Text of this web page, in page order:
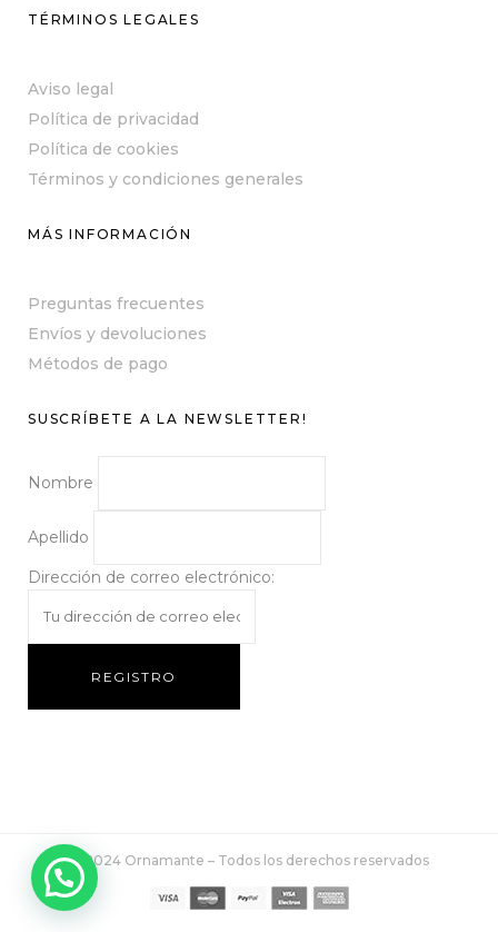
TÉRMINOS LEGALES
Aviso legal
Política de privacidad
Política de cookies
Términos y condiciones generales
MÁS INFORMACIÓN
Preguntas frecuentes
Envíos y devoluciones
Métodos de pago
SUSCRÍBETE A LA NEWSLETTER!
Nombre
Apellido
Dirección de correo electrónico:
© 2024 Ornamante – Todos los derechos reservados